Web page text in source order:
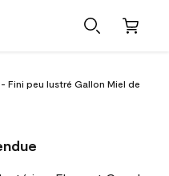
Fini peu lustré Gallon Miel de